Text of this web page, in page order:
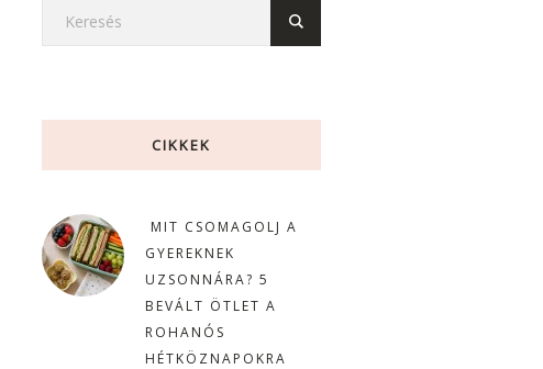
CIKKEK
MIT CSOMAGOLJ A
GYEREKNEK
UZSONNÁRA? 5
BEVÁLT ÖTLET A
ROHANÓS
HÉTKÖZNAPOKRA